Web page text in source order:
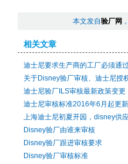
本文发自验厂网
相关文章
迪士尼要求生产商的工厂必须通
关于Disney验厂审核、迪士尼授
迪士尼验厂ILS审核最新政策变更
迪士尼审核标准2016年6月起更新
上海迪士尼初夏开园，disney供
Disney验厂由谁来审核
Disney验厂跟进审核要求
Disney验厂审核标准